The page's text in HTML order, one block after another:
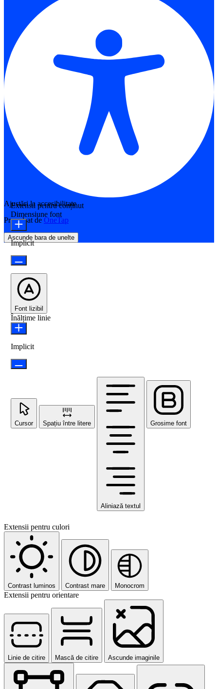
Ajustări la accesibilitate
Propulsat de OneTap
Ascunde bara de unelte
Extensii pentru conținut
Dimensiune font
Implicit
Font lizibil
Înălțime linie
Implicit
Cursor Spațiu între litere
Aliniază textul
Grosime font
Extensii pentru culori
Contrast luminos Contrast mare Monocrom
Extensii pentru orientare
Linie de citire Mască de citire Ascunde imaginile